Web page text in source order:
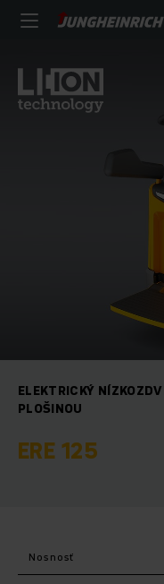
ELEKTRICKÝ
PLOŠINOU
ERE 125
Nosnosť